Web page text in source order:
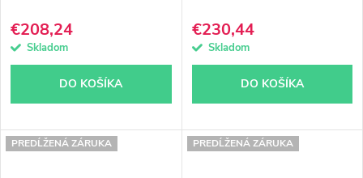
€208,24
Skladom
DO KOŠÍKA
€230,44
Skladom
DO KOŠÍKA
PREDĹŽENÁ ZÁRUKA PREDĹŽENÁ ZÁRUKA